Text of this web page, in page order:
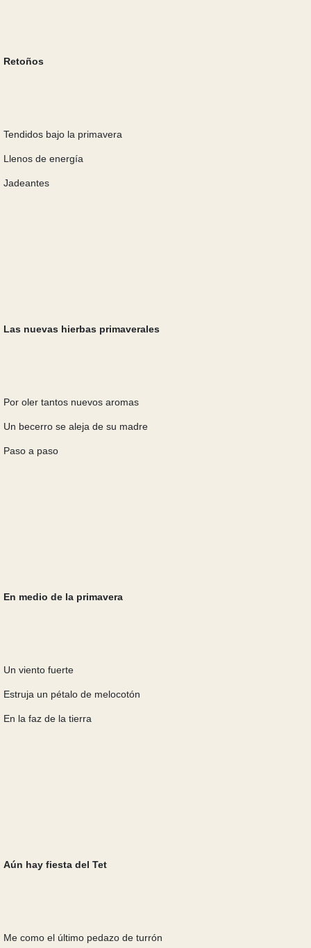
Retoños
Tendidos bajo la primavera
Llenos de energía
Jadeantes
Las nuevas hierbas primaverales
Por oler tantos nuevos aromas
Un becerro se aleja de su madre
Paso a paso
En medio de la primavera
Un viento fuerte
Estruja un pétalo de melocotón
En la faz de la tierra
Aún hay fiesta del Tet
Me como el último pedazo de turrón